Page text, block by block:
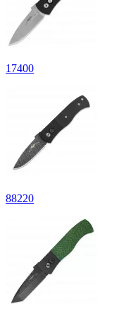
17400
88220